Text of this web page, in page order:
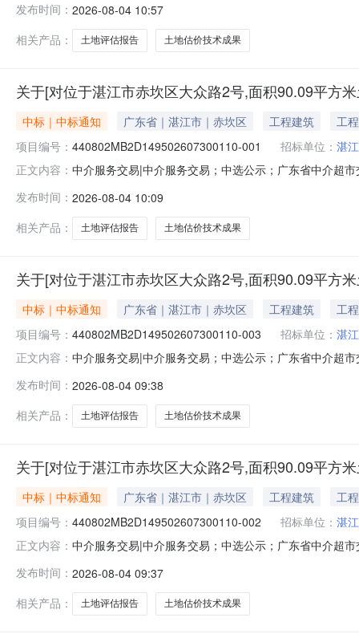
务金额：暂不做评估与测算金额说明：本次采购服务金
〔2024〕340号
发布时间： 2026-08-04 10:57
相关产品：
土地评估报告 土地估价技术成果
关于[对位于湛江市赤坎区大众路2号,面积90.09平方
中标｜中标通知 广东省｜湛江市｜赤坎区 工程建筑
工程
项目编号： 440802MB2D149502607300110-001 招标单位： 湛
正文内容： 中介服务交易|中介服务交易；中选公示；广东省中介超
额：暂不做评估与测算金额说明：本次采购服务金额不
340号）标准
发布时间： 2026-08-04 10:09
相关产品：
土地评估报告 土地估价技术成果
关于[对位于湛江市赤坎区大众路2号,面积90.09平方
中标｜中标通知 广东省｜湛江市｜赤坎区 工程建筑
工程
项目编号： 440802MB2D149502607300110-003 招标单位： 湛
正文内容： 中介服务交易|中介服务交易；中选公示；广东省中介超
额：暂不做评估与测算金额说明：本次采购服务金额不
340号）标准
发布时间： 2026-08-04 09:38
相关产品：
土地评估报告 土地估价技术成果
关于[对位于湛江市赤坎区大众路2号,面积90.09平方
中标｜中标通知 广东省｜湛江市｜赤坎区 工程建筑
工程
项目编号： 440802MB2D149502607300110-002 招标单位： 湛
正文内容： 中介服务交易|中介服务交易；中选公示；广东省中介超
额：暂不做评估与测算金额说明：本次采购服务金额不
340号）标准
发布时间： 2026-08-04 09:37
相关产品：
土地评估报告 土地估价技术成果